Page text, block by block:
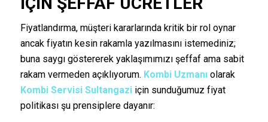
Fiyatlandırma, müşteri kararlarında kritik bir rol oynar
ancak fiyatın kesin rakamla yazılmasını istemediniz;
buna saygı göstererek yaklaşımımızı şeffaf ama sabit
rakam vermeden açıklıyorum. Kombi Uzmanıolarak
Kombi Servisi Sultangaziiçin sunduğumuz fiyat
politikası şu prensiplere dayanır: